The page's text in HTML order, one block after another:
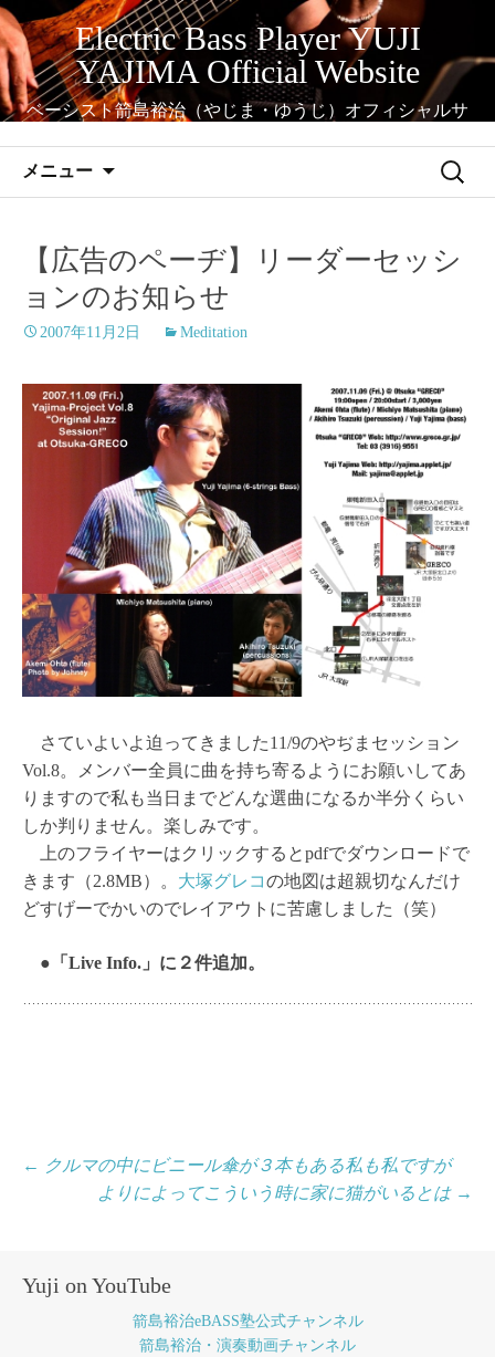
コ
ン
テ
ン
ツ
へ
Electric Bass Player YUJI
YAJIMA Official Website
ベーシスト箭島裕治（やじま・ゆうじ）オフィシャルサ
メニュー
検
【広告のペーヂ】リーダーセッシ
ョンのお知らせ
2007年11月2日 Meditation
さていよいよ迫ってきました11/9のやぢまセッション
Vol.8。メンバー全員に曲を持ち寄るようにお願いしてあ
りますので私も当日までどんな選曲になるか半分くらい
しか判りません。楽しみです。
上のフライヤーはクリックするとpdfでダウンロードで
きます（2.8MB）。 大塚グレコの地図は超親切なんだけ
どすげーでかいのでレイアウトに苦慮しました（笑）
●「Live Info.」に２件追加。
投
ビ
← クルマの中にビニール傘が３本もある私も私ですが
よりによってこういう時に家に猫がいるとは →
Yuji on YouTube
箭島裕治eBASS塾公式チャンネル
箭島裕治・演奏動画チャンネル